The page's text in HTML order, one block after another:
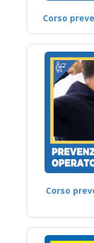
Corso
Corso